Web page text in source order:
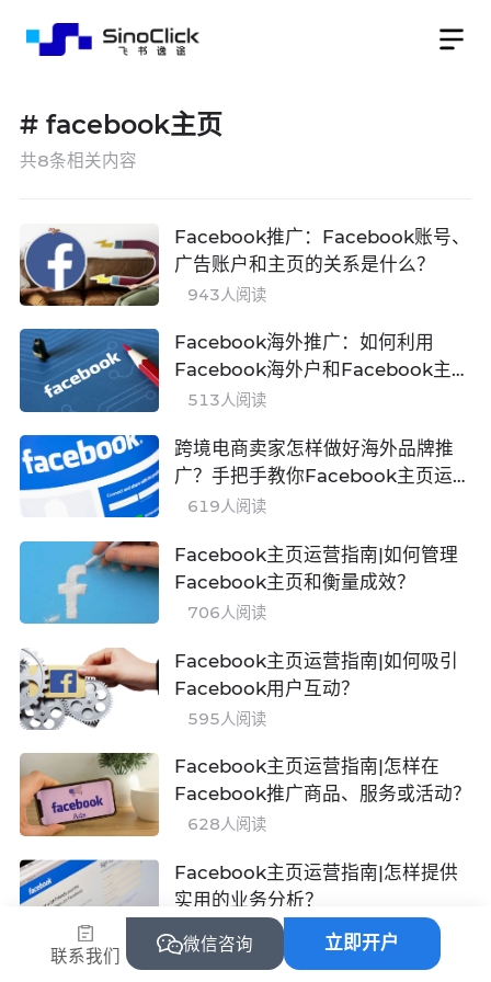
# facebook主页
共8条相关内容
Facebook推广：Facebook账号、
广告账户和主页的关系是什么？
943人阅读
Facebook海外推广：如何利用
Facebook海外户和Facebook主页
进行海外营销？
513人阅读
跨境电商卖家怎样做好海外品牌推
广？手把手教你Facebook主页运营
四大守则
619人阅读
Facebook主页运营指南|如何管理
Facebook主页和衡量成效？
706人阅读
Facebook主页运营指南|如何吸引
Facebook用户互动？
595人阅读
Facebook主页运营指南|怎样在
Facebook推广商品、服务或活动？
628人阅读
Facebook主页运营指南|怎样提供
实用的业务分析？
492 人阅读
联系我们
微信咨询 立即开户